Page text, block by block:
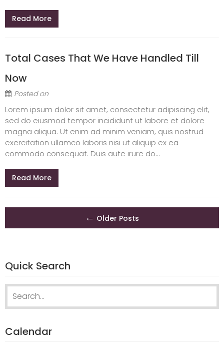
Read More
Total Cases That We Have Handled Till
Now
Posted on
Lorem ipsum dolor sit amet, consectetur adipiscing elit,
sed do eiusmod tempor incididunt ut labore et dolore
magna aliqua. Ut enim ad minim veniam, quis nostrud
exercitation ullamco laboris nisi ut aliquip ex ea
commodo consequat. Duis aute irure do...
Read More
navigation
← Older Posts
Quick Search
Search
Calendar